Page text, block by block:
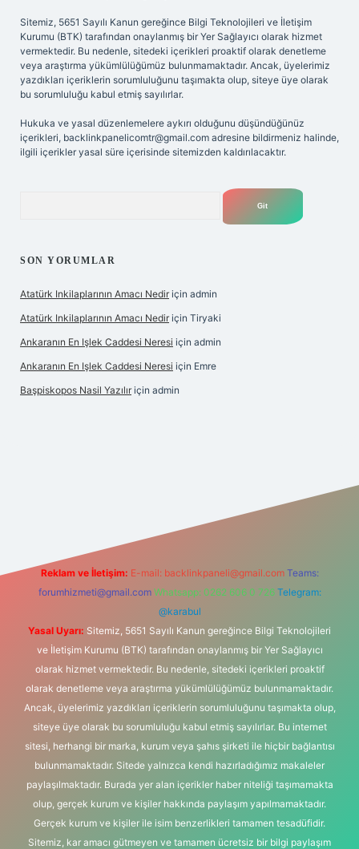
Sitemiz, 5651 Sayılı Kanun gereğince Bilgi Teknolojileri ve İletişim
Kurumu (BTK) tarafından onaylanmış bir Yer Sağlayıcı olarak hizmet
vermektedir. Bu nedenle, sitedeki içerikleri proaktif olarak denetleme
veya araştırma yükümlülüğümüz bulunmamaktadır. Ancak, üyelerimiz
yazdıkları içeriklerin sorumluluğunu taşımakta olup, siteye üye olarak
bu sorumluluğu kabul etmiş sayılırlar.
Hukuka ve yasal düzenlemelere aykırı olduğunu düşündüğünüz
içerikleri, backlinkpanelicomtr@gmail.com adresine bildirmeniz halinde,
ilgili içerikler yasal süre içerisinde sitemizden kaldırılacaktır.
SON YORUMLAR
Atatürk Inkilaplarının Amacı Nedir için admin
Atatürk Inkilaplarının Amacı Nedir için Tiryaki
Ankaranın En Işlek Caddesi Neresi için admin
Ankaranın En Işlek Caddesi Neresi için Emre
Başpiskopos Nasil Yazılır için admin
Reklam ve İletişim: E-mail: backlinkpaneli@gmail.com Teams:
forumhizmeti@gmail.com Whatsapp: 0262 606 0 726 Telegram:
@karabul
Yasal Uyarı: Sitemiz, 5651 Sayılı Kanun gereğince Bilgi Teknolojileri
ve İletişim Kurumu (BTK) tarafından onaylanmış bir Yer Sağlayıcı
olarak hizmet vermektedir. Bu nedenle, sitedeki içerikleri proaktif
olarak denetleme veya araştırma yükümlülüğümüz bulunmamaktadır.
Ancak, üyelerimiz yazdıkları içeriklerin sorumluluğunu taşımakta olup,
siteye üye olarak bu sorumluluğu kabul etmiş sayılırlar. Bu internet
sitesi, herhangi bir marka, kurum veya şahıs şirketi ile hiçbir bağlantısı
bulunmamaktadır. Sitede yalnızca kendi hazırladığımız makaleler
paylaşılmaktadır. Burada yer alan içerikler haber niteliği taşımamakta
olup, gerçek kurum ve kişiler hakkında paylaşım yapılmamaktadır.
Gerçek kurum ve kişiler ile isim benzerlikleri tamamen tesadüfidir.
Sitemiz, kar amacı gütmeyen ve tamamen ücretsiz bir bilgi paylaşım